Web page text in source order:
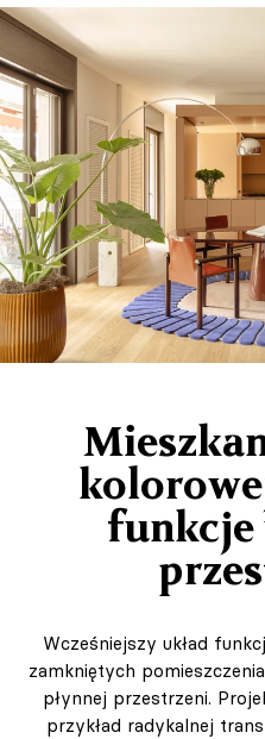
funkcje
Wcześniejszy układ
zamkniętych
płynnej przestrzeni.
przykład radykalnej